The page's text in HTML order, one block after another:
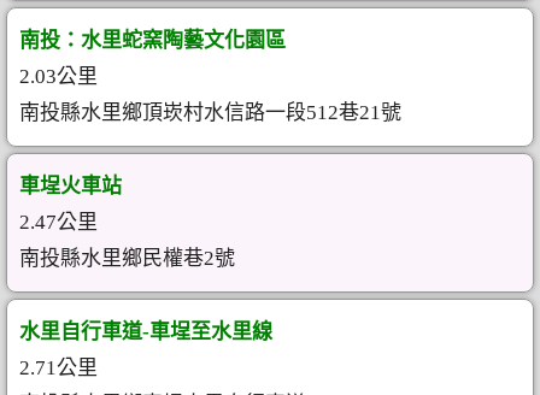
南投：水里蛇窯陶藝文化園區
2.03公里
南投縣水里鄉頂崁村水信路一段512巷21號
車埕火車站
2.47公里
南投縣水里鄉民權巷2號
水里自行車道-車埕至水里線
2.71公里